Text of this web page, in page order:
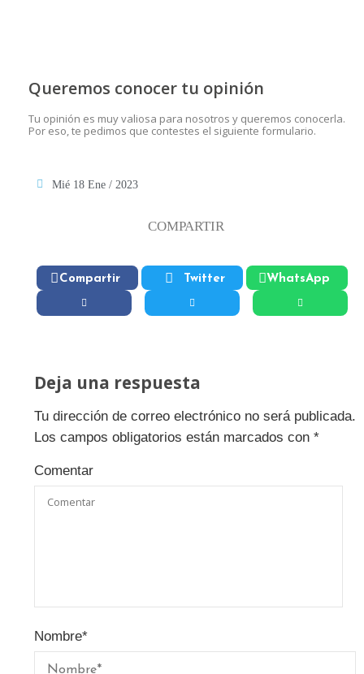
Queremos conocer tu opinión
Tu opinión es muy valiosa para nosotros y queremos conocerla.
Por eso, te pedimos que contestes el siguiente formulario.
Mié 18 Ene / 2023
COMPARTIR
Compartir Twitter WhatsApp
Deja una respuesta
Tu dirección de correo electrónico no será publicada.
Los campos obligatorios están marcados con *
Comentar
Nombre*